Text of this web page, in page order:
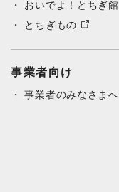
おいでよ！とちぎ館
とちぎもの
事業者向け
事業者のみなさまへ